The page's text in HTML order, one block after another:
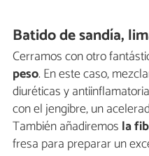
Batido de sandía,
Cerramos con otro
peso. En este caso,
diuréticas y
con el jengibre, un
También añadiremos la
fresa para preparar un